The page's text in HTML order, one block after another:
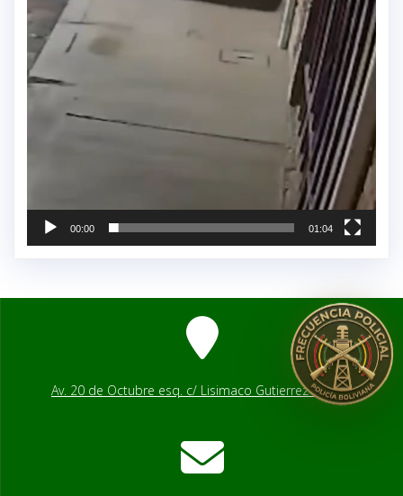
00:00 01:04
Av. 20 de Octubre esq. c/ Lisimaco Gutierrez # 2541